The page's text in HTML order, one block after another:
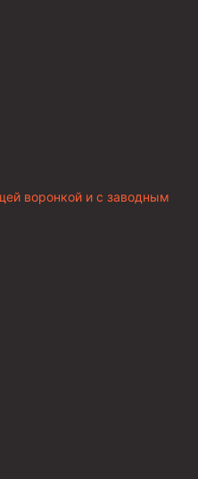
воронкой и с заводным